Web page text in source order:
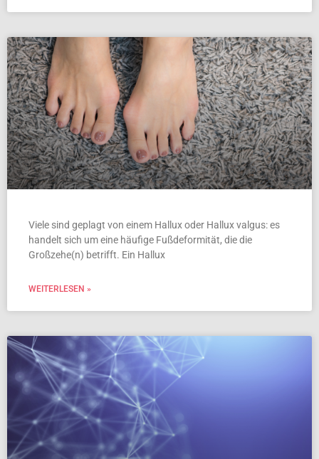
Viele sind geplagt von einem Hallux oder Hallux valgus: es
handelt sich um eine häufige Fußdeformität, die die
Großzehe(n) betrifft. Ein Hallux
WEITERLESEN »